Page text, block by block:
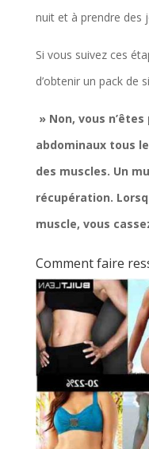
nuit et à prendre des
Si vous suivez ces
d’obtenir un pack de
» Non, vous
abdominaux tous
des muscles. Un
récupération.
muscle, vous
Comment faire